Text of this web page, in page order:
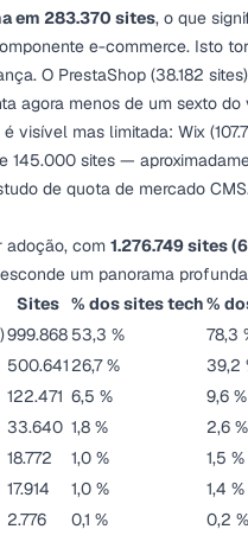
em 283.370 sites, o que
e-commerce. Isto
O PrestaShop (38.182
agora menos de um sexto
mas limitada: Wix
sites —
de quota de mercado CMS
adoção, com 1.276.749 sites
um panorama
Sites % dos sites tech%
999.868 53,3 %
78,3
500.641 26,7 %
39,2
122.471 6,5 %
9,6 %
33.640 1,8 %
2,6 %
18.772
1,0 %
1,5 %
17.914
1,0 %
1,4 %
2.776
0,1 %
0,2 %